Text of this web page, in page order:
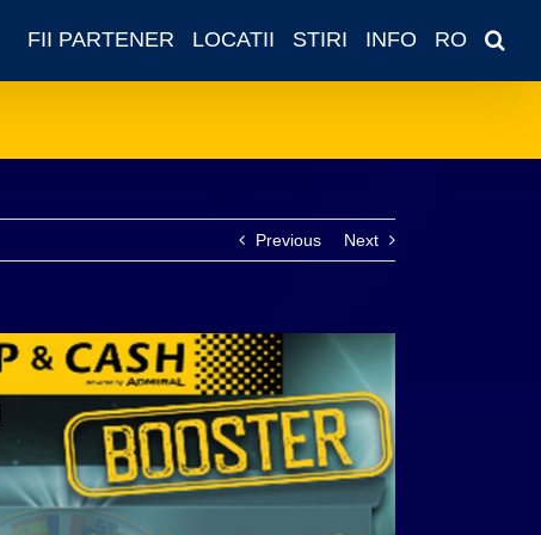
FII PARTENER LOCATII STIRI INFO RO
Previous Next